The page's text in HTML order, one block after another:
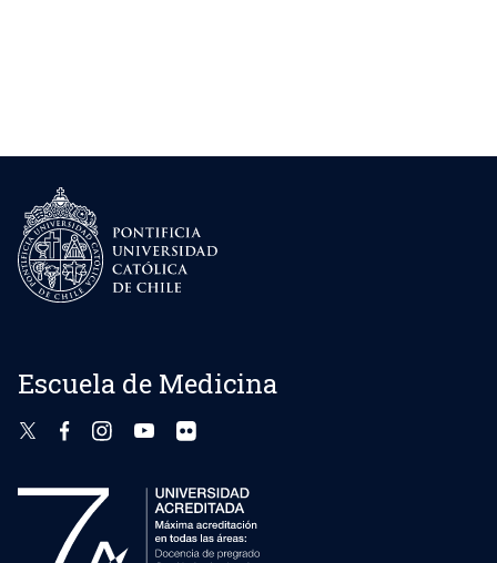
Escuela de Medicina